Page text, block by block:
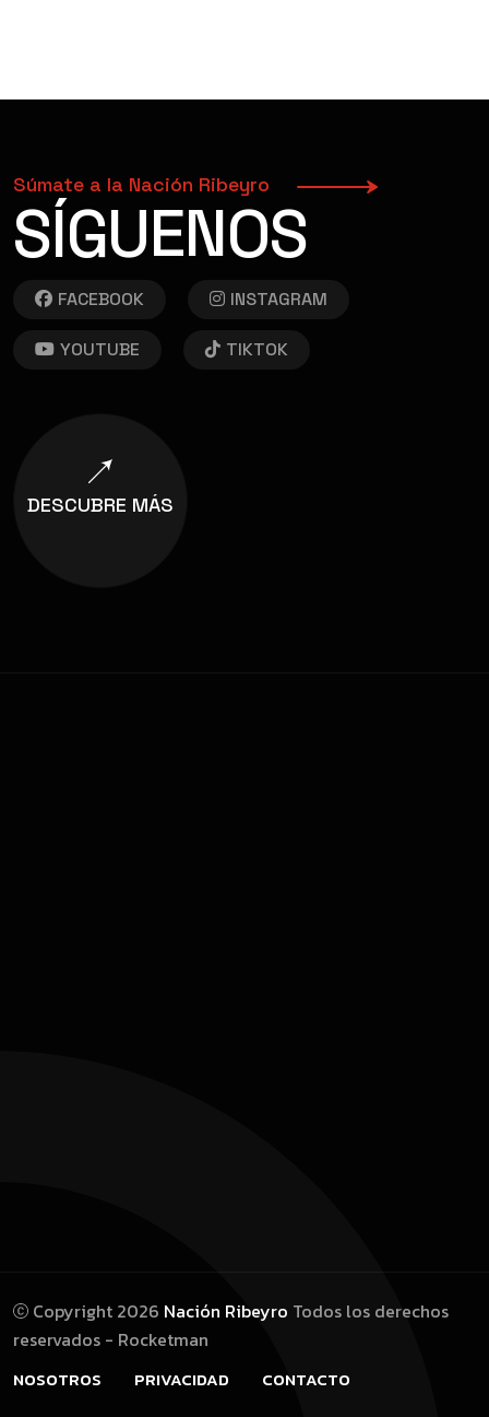
Súmate a la Nación Ribeyro
SÍGUENOS
FACEBOOK INSTAGRAM
YOUTUBE TIKTOK
DESCUBRE MÁS
Copyright 2026 Nación Ribeyro Todos los derechos
reservados - Rocketman
NOSOTROS PRIVACIDAD CONTACTO